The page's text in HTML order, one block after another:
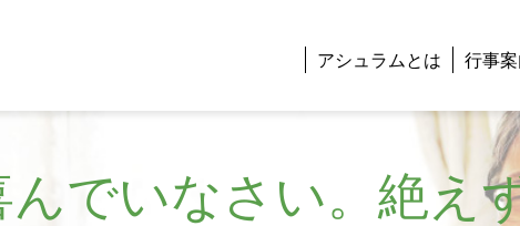
アシュラムとは 行事
んでいなさい。絶え